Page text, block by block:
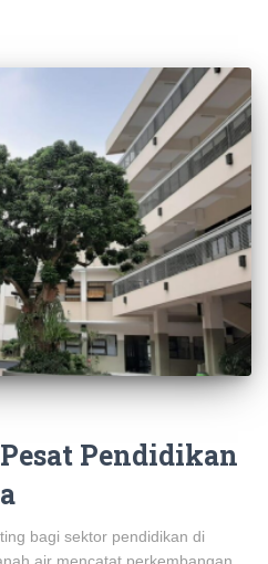
Pendidikan
bagi sektor pendidikan di
air mencatat perkembangan